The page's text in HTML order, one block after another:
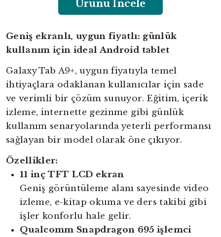
Ürünü İncele
Geniş ekranlı, uygun fiyatlı: günlük
kullanım için ideal Android tablet
Galaxy Tab A9+, uygun fiyatıyla temel
ihtiyaçlara odaklanan kullanıcılar için sade
ve verimli bir çözüm sunuyor. Eğitim, içerik
izleme, internette gezinme gibi günlük
kullanım senaryolarında yeterli performansı
sağlayan bir model olarak öne çıkıyor.
Özellikler:
11 inç TFT LCD ekran
Geniş görüntüleme alanı sayesinde video
izleme, e-kitap okuma ve ders takibi gibi
işler konforlu hale gelir.
Qualcomm Snapdragon 695 işlemci